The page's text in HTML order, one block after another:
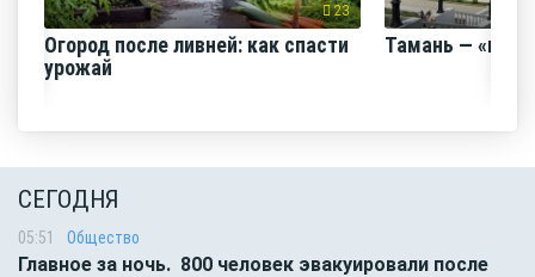
23
Огород после ливней: как спасти
урожай
Тамань —
СЕГОДНЯ
05:51 Общество
Главное за ночь. 800 человек эвакуировали после